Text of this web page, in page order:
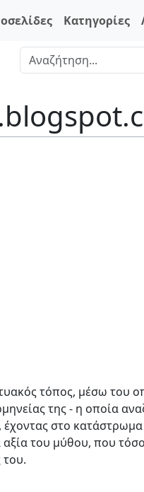
Κατηγορίες
τόπος, μέσω του
της - η οποία
στο
του μύθου, που
του.